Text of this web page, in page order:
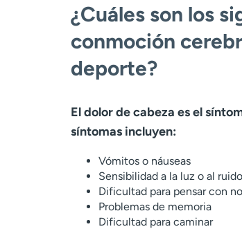
¿Cuáles son los
conmoción
deporte?
El dolor de cabeza es el
síntomas incluyen:
Vómitos o náuseas
Sensibilidad a la luz o al ruido
Dificultad para pensar con
Problemas de memoria
Dificultad para caminar